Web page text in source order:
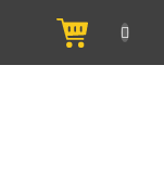
NÁKUPNÍ
KOŠÍK